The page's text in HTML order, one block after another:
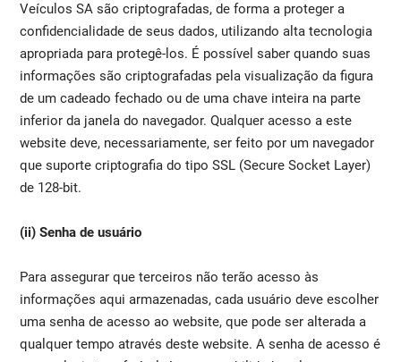
Veículos SA são criptografadas, de forma a proteger a
confidencialidade de seus dados, utilizando alta tecnologia
apropriada para protegê-los. É possível saber quando suas
informações são criptografadas pela visualização da figura
de um cadeado fechado ou de uma chave inteira na parte
inferior da janela do navegador. Qualquer acesso a este
website deve, necessariamente, ser feito por um navegador
que suporte criptografia do tipo SSL (Secure Socket Layer)
de 128-bit.
(ii) Senha de usuário
Para assegurar que terceiros não terão acesso às
informações aqui armazenadas, cada usuário deve escolher
uma senha de acesso ao website, que pode ser alterada a
qualquer tempo através deste website. A senha de acesso é